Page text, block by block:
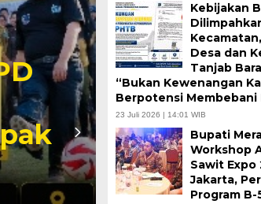
Bupati
Indriana
Barat
Kamis, 30 Jul 2026 - 13:26
Kebijakan
Desa dan
Tanjab
“Bukan Kewenangan
Berpotensi Membebani
23 Juli 2026 | 14:01 WIB
Bupati
Workshop
Sawit Expo
Jakarta,
Program B-